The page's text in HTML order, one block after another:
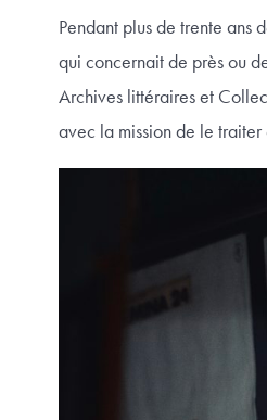
Pendant plus de trente ans
qui concernait de près ou
Archives littéraires et
avec la mission de le